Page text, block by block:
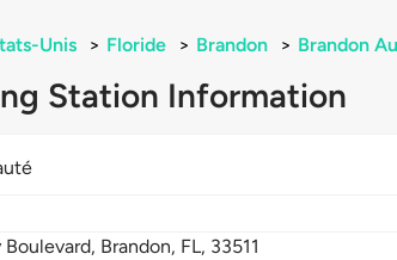
Unis > Floride > Brandon > Brandon
Station Information
Brandon, FL, 33511